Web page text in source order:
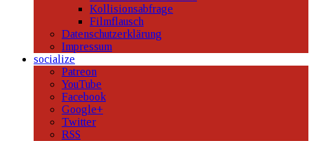
Kollisionsabfrage
Filmflausch
Datenschutzerklärung
Impressum
socialize
Patreon
YouTube
Facebook
Google+
Twitter
RSS